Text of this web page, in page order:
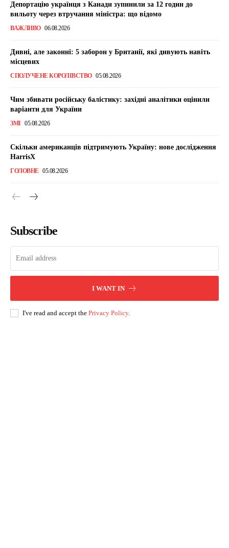
Депортацію українця з Канади зупинили за 12 годин до
вильоту через втручання міністра: що відомо
ВАЖЛИВО 06.08.2026
Дивні, але законні: 5 заборон у Британії, які дивують навіть
місцевих
СПОЛУЧЕНЕ КОРОЛІВСТВО 05.08.2026
Чим збивати російську балістику: західні аналітики оцінили
варіанти для України
ЗМІ 05.08.2026
Скільки американців підтримують Україну: нове дослідження
HarrisX
ГОЛОВНЕ 05.08.2026
Subscribe
I WANT IN
I've read and accept the Privacy Policy.